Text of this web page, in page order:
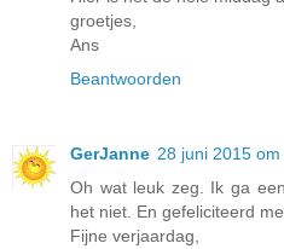
groetjes,
Ans
Beantwoorden
GerJanne 28 juni 2015 om
Oh wat leuk zeg. Ik ga
het niet. En gefeliciteerd
Fijne verjaardag,